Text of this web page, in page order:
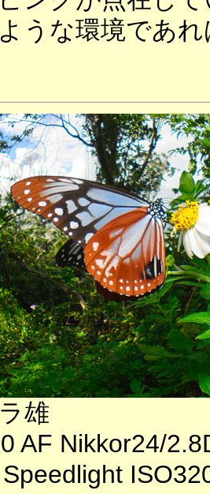
うな環境であ
雄
AF Nikkor24/